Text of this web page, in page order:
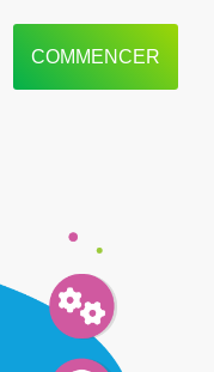
COMMENCER